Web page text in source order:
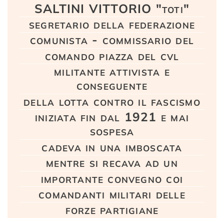
SALTINI VITTORIO "toti"
segretario della federazione
comunista - commissario del
comando piazza del cvl
militante attivista e
conseguente
della lotta contro il fascismo
iniziata fin dal 1921 e mai
sospesa
cadeva in una imboscata
mentre si recava ad un
importante convegno coi
comandanti militari delle
forze partigiane